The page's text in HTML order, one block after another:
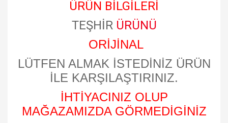
ÜRÜN BİLGİLERİ
TEŞHİR ÜRÜNÜ
ORİJİNAL
LÜTFEN ALMAK İSTEDİNİZ ÜRÜN
İLE KARŞILAŞTIRINIZ.
İHTİYACINIZ OLUP
MAĞAZAMIZDA GÖRMEDİGİNİZ